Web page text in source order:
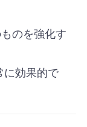
のを強化す
に効果的で